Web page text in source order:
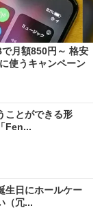
月額850円～ 格安
使うキャンペーン
ことができる形
Fen...
日にホールケー
（冗...